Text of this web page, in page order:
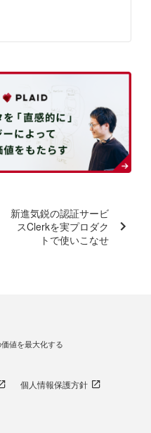
新進気鋭の認証サービ
スClerkを実プロダク
トで使いこなせ
値を最大化する
個人情報保護方針